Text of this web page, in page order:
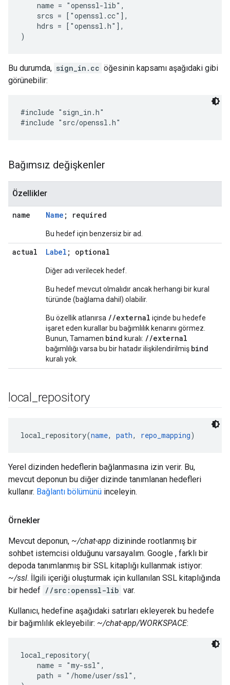
    name = "openssl-lib",
    srcs = ["openssl.cc"],
    hdrs = ["openssl.h"],
Bu durumda, sign_in.cc öğesinin kapsamı aşağıdaki gibi
görünebilir:
#include "sign_in.h"
Bağımsız değişkenler
Özellikler
name Name ; required
Bu hedef için benzersiz bir ad.
actual Label ; optional
Diğer adı verilecek hedef.
Bu hedef mevcut olmalıdır ancak herhangi bir kural
türünde (bağlama dahil) olabilir.
Bu özellik atlanırsa //external içinde bu hedefe
işaret eden kurallar bu bağımlılık kenarını görmez.
Bunun, Tamamen bind kuralı: //external
bağımlılığı varsa bu bir hatadır ilişkilendirilmiş bind
kuralı yok.
local repository
local_repository(name, path, repo_mapping)
Yerel dizinden hedeflerin bağlanmasına izin verir. Bu,
mevcut deponun bu diğer dizinde tanımlanan hedefleri
kullanır. Bağlantı bölümünü inceleyin.
Örnekler
Mevcut deponun, ~/chat-app dizininde rootlanmış bir
sohbet istemcisi olduğunu varsayalım. Google , farklı bir
depoda tanımlanmış bir SSL kitaplığı kullanmak istiyor:
~/ssl. İlgili içeriği oluşturmak için kullanılan SSL kitaplığında
bir hedef //src:openssl-lib var.
Kullanıcı, hedefine aşağıdaki satırları ekleyerek bu hedefe
bir bağımlılık ekleyebilir: ~/chat-app/WORKSPACE:
local_repository(
    name = "my-ssl",
    path = "/home/user/ssl",